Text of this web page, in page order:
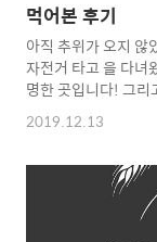
먹어본 후기
아직 추위가 오지 않
자전거 타고 을 다녀
명한 곳입니다! 그
둘러보실까요? 토요
둘러봤습니다. ​ 지금
서 먹어 본 신상빵 "
들입니다. [제가 고
"슈크림빵" ​ 요렇게
2019.12.13